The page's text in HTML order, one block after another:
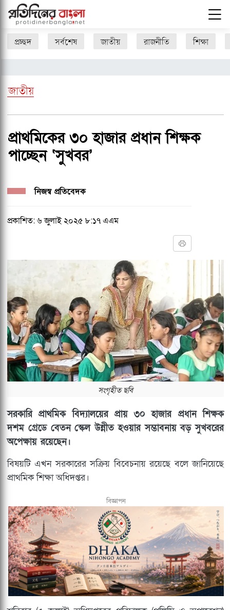
প্রচ্ছদ সর্বশেষ জাতীয় রাজনীতি শিক্ষা
জাতীয়
প্রাথমিকের ৩০ হাজার প্রধান শিক্ষক
পাচ্ছেন ‘সুখবর’
নিজস্ব প্রতিবেদক
প্রকাশিত: ৬ জুলাই ২০২৫ ৮:১৭ এএম
সংগৃহীত ছবি
সরকারি প্রাথমিক বিদ্যালয়ের প্রায় ৩০ হাজার প্রধান শিক্ষক
দশম গ্রেডে বেতন স্কেল উন্নীত হওয়ার সম্ভাবনায় বড় সুখবরের
অপেক্ষায় রয়েছেন।
বিষয়টি এখন সরকারের সক্রিয় বিবেচনায় রয়েছে বলে জানিয়েছে
প্রাথমিক শিক্ষা অধিদপ্তর।
বিজ্ঞাপন